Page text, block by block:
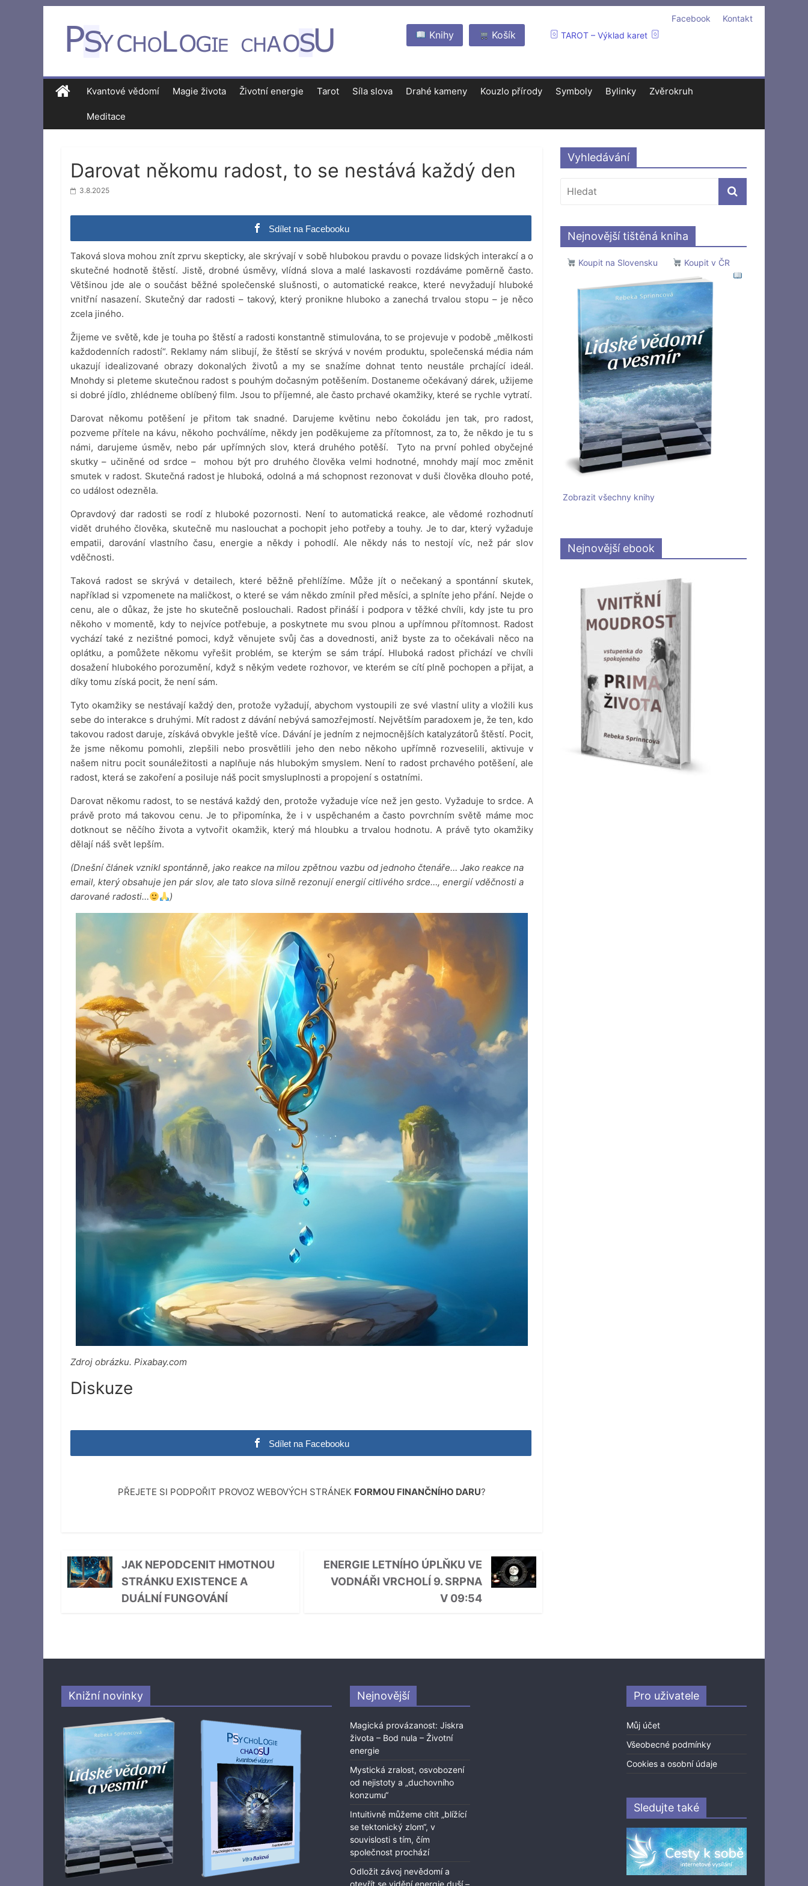
Kontakt
Facebook
TAROT – Výklad karet
Košík
Knihy
Kvantové vědomí Magie života Životní energie Tarot Síla slova Drahé kameny Kouzlo přírody Symboly Bylinky Zvěrokruh
Meditace
Darovat někomu radost, to se nestává každý den
3.8.2025
Sdílet na Facebooku
Taková slova mohou znít zprvu skepticky, ale skrývají v sobě hlubokou pravdu o povaze lidských interakcí a o
skutečné hodnotě štěstí. Jistě, drobné úsměvy, vlídná slova a malé laskavosti rozdáváme poměrně často.
Většinou jde ale o součást běžné společenské slušnosti, o automatické reakce, které nevyžadují hluboké
vnitřní nasazení. Skutečný dar radosti – takový, který pronikne hluboko a zanechá trvalou stopu – je něco
zcela jiného.
Žijeme ve světě, kde je touha po štěstí a radosti konstantně stimulována, to se projevuje v podobě „mělkosti
každodenních radostí“. Reklamy nám slibují, že štěstí se skrývá v novém produktu, společenská média nám
ukazují idealizované obrazy dokonalých životů a my se snažíme dohnat tento neustále prchající ideál.
Mnohdy si pleteme skutečnou radost s pouhým dočasným potěšením. Dostaneme očekávaný dárek, užijeme
si dobré jídlo, zhlédneme oblíbený film. Jsou to příjemné, ale často prchavé okamžiky, které se rychle vytratí.
Darovat někomu potěšení je přitom tak snadné. Darujeme květinu nebo čokoládu jen tak, pro radost,
pozveme přítele na kávu, někoho pochválíme, někdy jen poděkujeme za přítomnost, za to, že někdo je tu s
námi, darujeme úsměv, nebo pár upřímných slov, která druhého potěší. Tyto na první pohled obyčejné
skutky – učiněné od srdce – mohou být pro druhého člověka velmi hodnotné, mnohdy mají moc změnit
smutek v radost. Skutečná radost je hluboká, odolná a má schopnost rezonovat v duši člověka dlouho poté,
co událost odezněla.
Opravdový dar radosti se rodí z hluboké pozornosti. Není to automatická reakce, ale vědomé rozhodnutí
vidět druhého člověka, skutečně mu naslouchat a pochopit jeho potřeby a touhy. Je to dar, který vyžaduje
empatii, darování vlastního času, energie a někdy i pohodlí. Ale někdy nás to nestojí víc, než pár slov
vděčnosti.
Taková radost se skrývá v detailech, které běžně přehlížíme. Může jít o nečekaný a spontánní skutek,
například si vzpomenete na maličkost, o které se vám někdo zmínil před měsíci, a splníte jeho přání. Nejde o
cenu, ale o důkaz, že jste ho skutečně poslouchali. Radost přináší i podpora v těžké chvíli, kdy jste tu pro
někoho v momentě, kdy to nejvíce potřebuje, a poskytnete mu svou plnou a upřímnou přítomnost. Radost
vychází také z nezištné pomoci, když věnujete svůj čas a dovednosti, aniž byste za to očekávali něco na
oplátku, a pomůžete někomu vyřešit problém, se kterým se sám trápí. Hluboká radost přichází ve chvíli
dosažení hlubokého porozumění, když s někým vedete rozhovor, ve kterém se cítí plně pochopen a přijat, a
díky tomu získá pocit, že není sám.
Tyto okamžiky se nestávají každý den, protože vyžadují, abychom vystoupili ze své vlastní ulity a vložili kus
sebe do interakce s druhými. Mít radost z dávání nebývá samozřejmostí. Největším paradoxem je, že ten, kdo
takovou radost daruje, získává obvykle ještě více. Dávání je jedním z nejmocnějších katalyzátorů štěstí. Pocit,
že jsme někomu pomohli, zlepšili nebo prosvětlili jeho den nebo někoho upřímně rozveselili, aktivuje v
našem nitru pocit sounáležitosti a naplňuje nás hlubokým smyslem. Není to radost prchavého potěšení, ale
radost, která se zakoření a posiluje náš pocit smysluplnosti a propojení s ostatními.
Darovat někomu radost, to se nestává každý den, protože vyžaduje více než jen gesto. Vyžaduje to srdce. A
právě proto má takovou cenu. Je to připomínka, že i v uspěchaném a často povrchním světě máme moc
dotknout se něčího života a vytvořit okamžik, který má hloubku a trvalou hodnotu. A právě tyto okamžiky
dělají náš svět lepším.
(Dnešní článek vznikl spontánně, jako reakce na milou zpětnou vazbu od jednoho čtenáře… Jako reakce na
email, který obsahuje jen pár slov, ale tato slova silně rezonují energií citlivého srdce…, energií vděčnosti a
darované radosti…
)
Zdroj obrázku. Pixabay.com
Diskuze
Sdílet na Facebooku
PŘEJETE SI PODPOŘIT PROVOZ WEBOVÝCH STRÁNEK FORMOU FINANČNÍHO DARU?
JAK NEPODCENIT HMOTNOU
STRÁNKU EXISTENCE A
DUÁLNÍ FUNGOVÁNÍ
ENERGIE LETNÍHO ÚPLŇKU VE
VODNÁŘI VRCHOLÍ 9. SRPNA
V 09:54
Vyhledávání
Nejnovější tištěná kniha
Koupit na Slovensku Koupit v ČR
Zobrazit všechny knihy
Nejnovější ebook
Knižní novinky Nejnovější
Magická provázanost: Jiskra
života – Bod nula – Životní
energie
Mystická zralost, osvobození
od nejistoty a „duchovního
konzumu“
Intuitivně můžeme cítit „blížící
se tektonický zlom“, v
souvislosti s tím, čím
společnost prochází
Odložit závoj nevědomí a
otevřít se vidění energie duší –
Pro uživatele
Můj účet
Všeobecné podmínky
Cookies a osobní údaje
Sledujte také